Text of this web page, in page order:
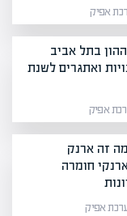
בתל אביב
ואתגרים לשנת
זה ארנק
חומרה